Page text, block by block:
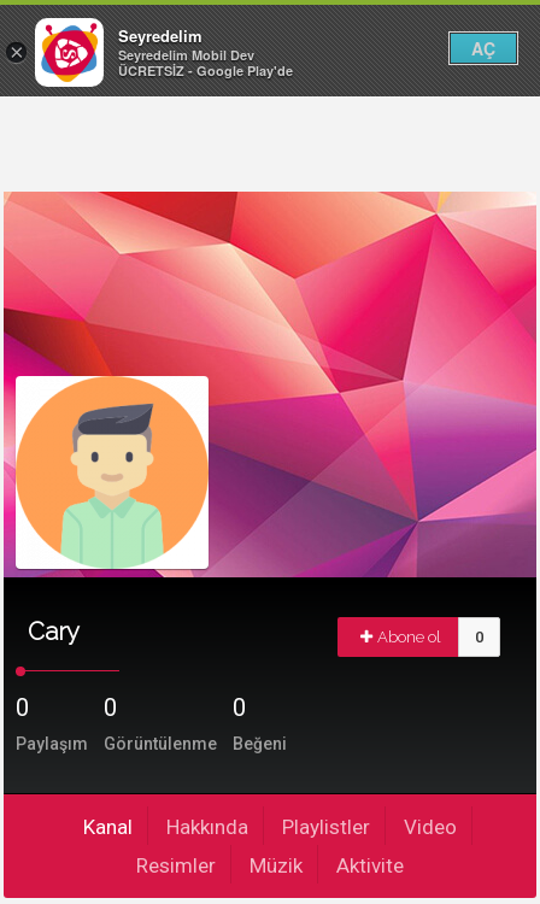
Cary Abone ol 0
0
Paylaşım
0
Görüntülenme
0
Beğeni
Kanal Hakkında Playlistler
Video
Resimler
Müzik Aktivite
×
Seyredelim
Seyredelim Mobil Dev
ÜCRETSİZ - Google Play'de
AÇ